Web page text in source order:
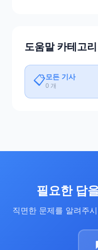
도움말 카테고리
📋모든 기사
0 개
필요한 답
직면한 문제를 알려주